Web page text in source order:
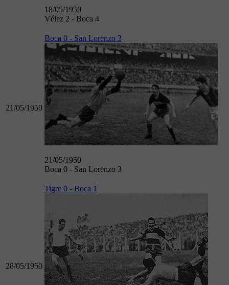
18/05/1950
Vélez 2 - Boca 4
21/05/1950
Boca 0 - San Lorenzo 3
21/05/1950
Boca 0 - San Lorenzo 3
28/05/1950
Tigre 0 - Boca 1